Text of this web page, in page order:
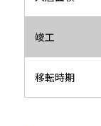
竣工
移転時期